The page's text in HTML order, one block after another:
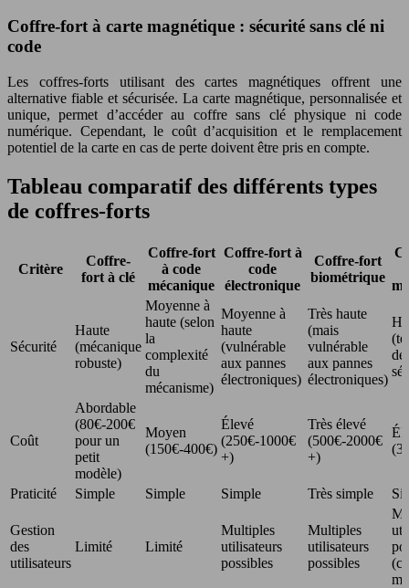
Coffre-fort à carte magnétique : sécurité sans clé ni
code
Les coffres-forts utilisant des cartes magnétiques offrent une
alternative fiable et sécurisée. La carte magnétique, personnalisée et
unique, permet d’accéder au coffre sans clé physique ni code
numérique. Cependant, le coût d’acquisition et le remplacement
potentiel de la carte en cas de perte doivent être pris en compte.
Tableau comparatif des différents types
de coffres-forts
Critère
Coffre-
fort à clé
Coffre-fort
à code
mécanique
Coffre-fort à
code
électronique
Coffre-fort
biométrique
Sécurité
Haute
(mécanique
robuste)
Moyenne à
haute (selon
la
complexité
du
mécanisme)
Moyenne à
haute
(vulnérable
aux pannes
électroniques)
Très haute
(mais
vulnérable
aux pannes
électroniques)
de
Coût
Abordable
(80€-200€
pour un
petit
modèle)
Moyen
(150€-400€)
Élevé
(250€-1000€
+)
Très élevé
(500€-2000€
+)
Praticité Simple Simple Simple Très simple
Gestion
des
utilisateurs
Limité Limité
Multiples
utilisateurs
possibles
Multiples
utilisateurs
possibles